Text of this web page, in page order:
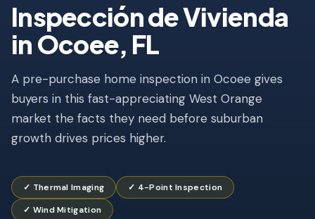
Inspección de Condominio
Inspección Pre-Listado
Propiedad de Inversión
INSPECCIONES DE SEGURO
Inspección 4 Puntos
Certificación de Techo
Inspección de Vivienda
in Ocoee, FL
A pre-purchase home inspection in Ocoee gives
buyers in this fast-appreciating West Orange
market the facts they need before suburban
growth drives prices higher.
✓ Thermal Imaging
✓ 4-Point Inspection
✓ Wind Mitigation